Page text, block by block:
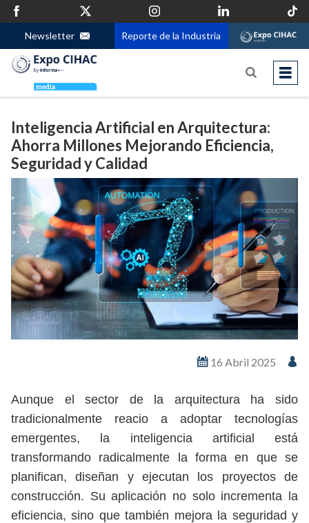
Newsletter Reporte de la Industria
Inteligencia Artificial en Arquitectura:
Ahorra Millones Mejorando Eficiencia,
Seguridad y Calidad
16 Abril 2025
Aunque el sector de la arquitectura ha sido
tradicionalmente reacio a adoptar tecnologías
emergentes, la inteligencia artificial está
transformando radicalmente la forma en que se
planifican, diseñan y ejecutan los proyectos de
construcción. Su aplicación no solo incrementa la
eficiencia, sino que también mejora la seguridad y